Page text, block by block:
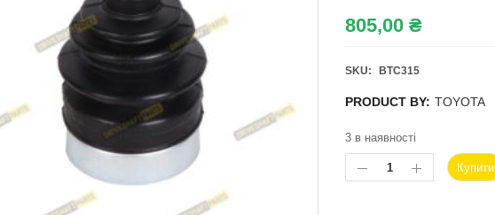
805,00 ₴
SKU: BTC315
PRODUCT BY: TOYOTA
3 в наявності
Купити